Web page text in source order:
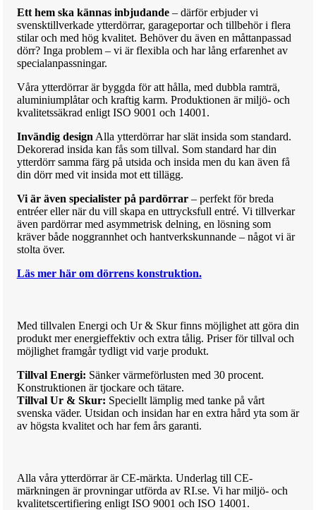
Ett hem ska kännas inbjudande– därför erbjuder vi
svensktillverkade ytterdörrar, garageportar och tillbehör i flera
stilar och med hög kvalitet. Behöver du även en måttanpassad
dörr? Inga problem – vi är flexibla och har lång erfarenhet av
specialanpassningar.
Våra ytterdörrar är byggda för att hålla, med dubbla ramträ,
aluminiumplåtar och kraftig karm. Produktionen är miljö- och
kvalitetssäkrad enligt ISO 9001 och 14001.
Invändig design Alla ytterdörrar har slät insida som standard.
Dekorerad insida kan fås som tillval. Som standard har din
ytterdörr samma färg på utsida och insida men du kan även få
din dörr med vit insida mot ett tillägg.
Vi är även specialister på pardörrar– perfekt för breda
entréer eller när du vill skapa en uttrycksfull entré. Vi tillverkar
även pardörrar med asymmetrisk delning, en lösning som
kräver både noggrannhet och hantverkskunnande – något vi är
stolta över.
Läs mer här om dörrens konstruktion.
Med tillvalen Energi och Ur & Skur finns möjlighet att göra din
produkt merenergieffektiv och extra tålig. Priser för tillval och
möjlighet framgår tydligt vid varje produkt.
Tillval Energi: Sänker värmeförlusten med 30 procent.
Konstruktionen är tjockare och tätare.
Tillval Ur & Skur: Speciellt lämplig med tanke på vårt
svenska väder. Utsidan och insidan har en extra hård yta som är
av högsta kvalitet och har fem års garanti.
Alla våra ytterdörrar är CE-märkta. Underlag till CE-
märkningen är provningar utförda av RI.se. Vi har miljö- och
kvalitetscertifiering enligt ISO 9001 och ISO 14001.